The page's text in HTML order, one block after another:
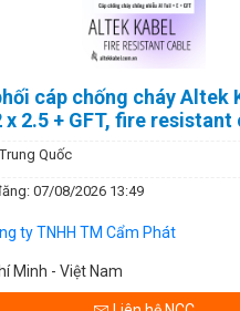
cáp chống cháy Altek
x 2.5 + GFT, fire resistant
Trung Quốc
: 07/08/2026 13:49
ty TNHH TM Cẩm Phát
Minh - Việt Nam